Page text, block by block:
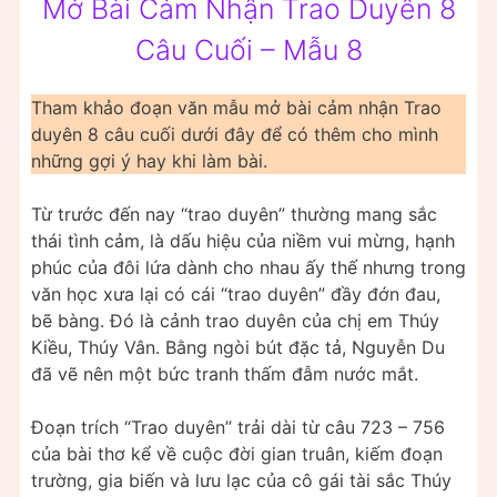
Mở Bài Cảm Nhận Trao Duyên 8
Câu Cuối – Mẫu 8
Tham khảo đoạn văn mẫu mở bài cảm nhận Trao
duyên 8 câu cuối dưới đây để có thêm cho mình
những gợi ý hay khi làm bài.
Từ trước đến nay “trao duyên” thường mang sắc
thái tình cảm, là dấu hiệu của niềm vui mừng, hạnh
phúc của đôi lứa dành cho nhau ấy thế nhưng trong
văn học xưa lại có cái “trao duyên” đầy đớn đau,
bẽ bàng. Đó là cảnh trao duyên của chị em Thúy
Kiều, Thúy Vân. Bằng ngòi bút đặc tả, Nguyễn Du
đã vẽ nên một bức tranh thấm đẫm nước mắt.
Đoạn trích “Trao duyên” trải dài từ câu 723 – 756
của bài thơ kể về cuộc đời gian truân, kiếm đoạn
trường, gia biến và lưu lạc của cô gái tài sắc Thúy